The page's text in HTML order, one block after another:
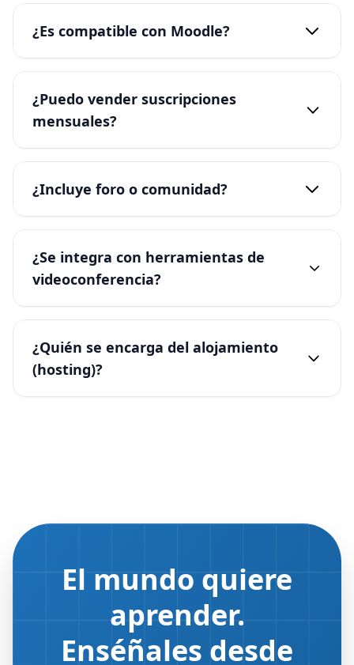
¿Es compatible con Moodle?
¿Puedo vender suscripciones
mensuales?
¿Incluye foro o comunidad?
¿Se integra con herramientas de
videoconferencia?
¿Quién se encarga del alojamiento
(hosting)?
El mundo quiere
aprender.
Enséñales desde